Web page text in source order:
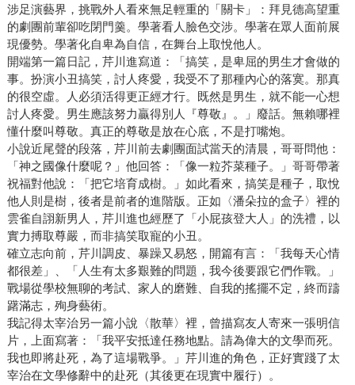
涉足演藝界，挑戰外人看來無足輕重的「關卡」：拜見德高望重
的劇團前輩卻吃閉門羹。學著看人臉色交涉。學著在眾人面前展
現優勢。學著化自卑為自信，在舞台上取悅他人。
開端第一篇日記，芹川進寫道：「搞笑，是卑屈的男生才會做的
事。扮演小丑搞笑，討人疼愛，我受不了那種內心的落寞。那真
的很空虛。人必須活得更正經才行。既然是男生，就不能一心想
討人疼愛。男生應該努力贏得別人『尊敬』。」廢話。無賴哪裡
懂什麼叫尊敬。真正的尊敬是放在心底，不是打嘴炮。
小說近尾聲的段落，芹川前去劇團面試當天的清晨，哥哥問他：
「神之國像什麼呢？」他回答：「像一粒芥菜種子。」哥哥帶著
祝福對他說：「把它培育成樹。」如此看來，搞笑是種子，取悅
他人則是樹，後者是前者的進階版。正如〈潘朵拉的盒子〉裡的
雲雀自詡新男人，芹川進也經歷了「小屁孩登大人」的洗禮，以
實力搏取尊嚴，而非搞笑取寵的小丑。
確立志向前，芹川調皮、暴躁又易怒，開篇有言：「我每天心情
都很差」、「人生有太多艱難的問題，我今後要跟它們作戰。」
戰場從學校無聊的考試、家人的磨難、自我的搖擺不定，終而躊
躇滿志，殉身藝術。
我記得太宰治另一篇小說〈散華〉裡，曾描寫友人寄來一張明信
片，上面寫著：「我平安抵達任務地點。請為偉大的文學而死。
我也即將赴死，為了這場戰爭。」芹川進的角色，正好實踐了太
宰治在文學修辭中的赴死（其後更在現實中履行）。